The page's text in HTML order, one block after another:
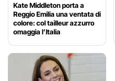
Kate Middleton porta a
Reggio Emilia una ventata di
colore: col tailleur azzurro
omaggia l’Italia